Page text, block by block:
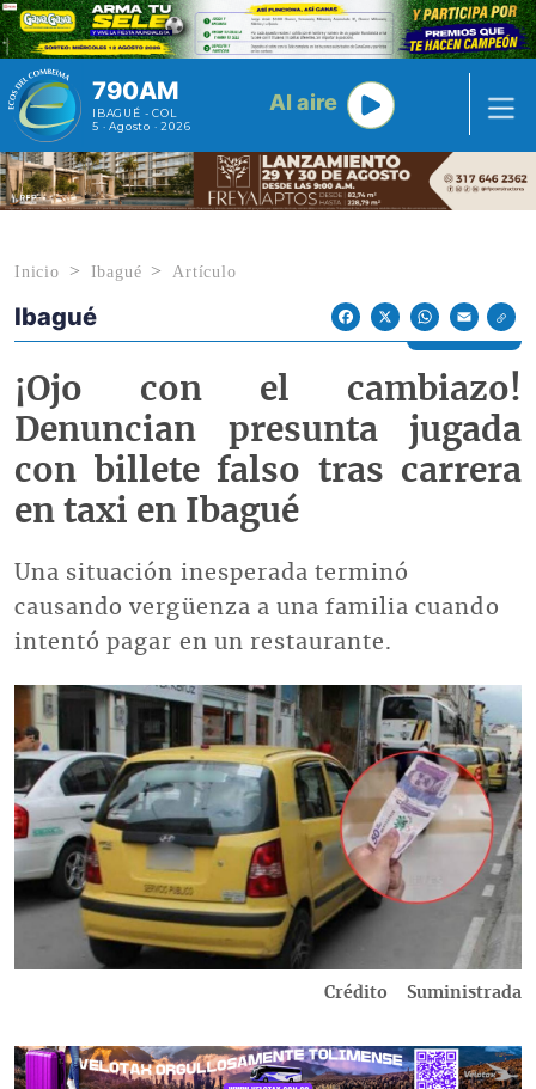
Pasar al contenido principal
790AM
IBAGUÉ - COL
5 · Agosto · 2026
Al aire
Inicio Ibagué Artículo
Econoticias y Eventos
Ibagué
FacebookX WhatsAppEmail
¡Ojo con el cambiazo!
Denuncian presunta jugada
con billete falso tras carrera
en taxi en Ibagué
Una situación inesperada terminó
causando vergüenza a una familia cuando
intentó pagar en un restaurante.
Imagen
Crédito Suministrada